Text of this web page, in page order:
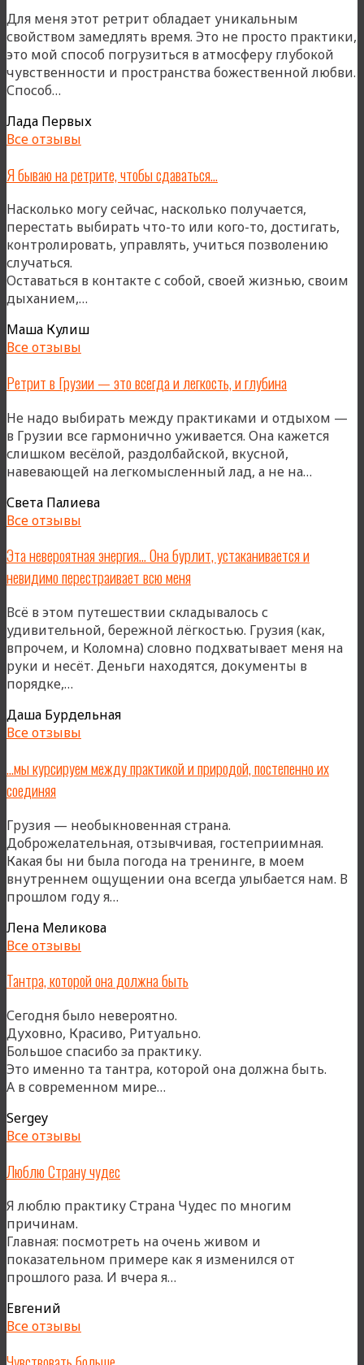
местами
пугает
меня)»
Для меня этот ретрит обладает уникальным
свойством замедлять время. Это не просто практики,
это мой способ погрузиться в атмосферу глубокой
чувственности и пространства божественной любви.
Способ…
важная
часть
пути
тантре
и
сердце
моего
ежегодного
ритма»
Лада Первых
Все отзывы
Я бываю на ретрите, чтобы сдаваться…
Насколько могу сейчас, насколько получается,
перестать выбирать что-то или кого-то, достигать,
контролировать, управлять, учиться позволению
случаться.
Оставаться в контакте с собой, своей жизнью, своим
дыханием,…
на
сдаваться…»
Маша Кулиш
Все отзывы
Ретрит в Грузии — это всегда и легкость, и глубина
Не надо выбирать между практиками и отдыхом —
в Грузии все гармонично уживается. Она кажется
слишком весёлой, раздолбайской, вкусной,
навевающей на легкомысленный лад, а не на…
Света Палиева
Все отзывы
Эта невероятная энергия… Она бурлит, устаканивается и
невидимо перестраивает всю меня
Всё в этом путешествии складывалось с
удивительной, бережной лёгкостью. Грузия (как,
впрочем, и Коломна) словно подхватывает меня на
руки и несёт. Деньги находятся, документы в
порядке,…
энергия…
Она
устаканивается
перестраивает
всю
меня»
Даша Бурдельная
Все отзывы
…мы курсируем между практикой и природой, постепенно их
соединяя
Грузия — необыкновенная страна.
Доброжелательная, отзывчивая, гостеприимная.
Какая бы ни была погода на тренинге, в моем
внутреннем ощущении она всегда улыбается нам. В
прошлом году я…
и
постепенно
их
соединяя»
Лена Меликова
Все отзывы
Тантра, которой она должна быть
Сегодня было невероятно.
Духовно, Красиво, Ритуально.
Большое спасибо за практику.
Это именно та тантра, которой она должна быть.
А в современном мире…
Sergey
Все отзывы
Люблю Страну чудес
Я люблю практику Страна Чудес по многим
причинам.
Главная: посмотреть на очень живом и
показательном примере как я изменился от
прошлого раза. И вчера я…
Евгений
Все отзывы